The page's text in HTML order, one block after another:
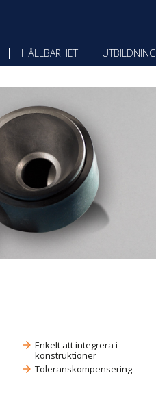
HÅLLBARHET UTBILDNING
Enkelt att integrera i
konstruktioner
Toleranskompensering